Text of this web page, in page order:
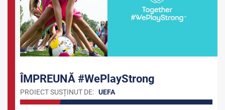
ÎMPREUNĂ #WePlayStrong
PROIECT SUSȚINUT DE: UEFA